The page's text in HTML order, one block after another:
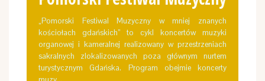
„Pomorski Festiwal Muzyczny w mniej znanych
kościołach gdańskich” to cykl koncertów muzyki
organowej i kameralnej realizowany w przestrzeniach
sakralnych zlokalizowanych poza głównym nurtem
turystycznym Gdańska. Program obejmie koncerty